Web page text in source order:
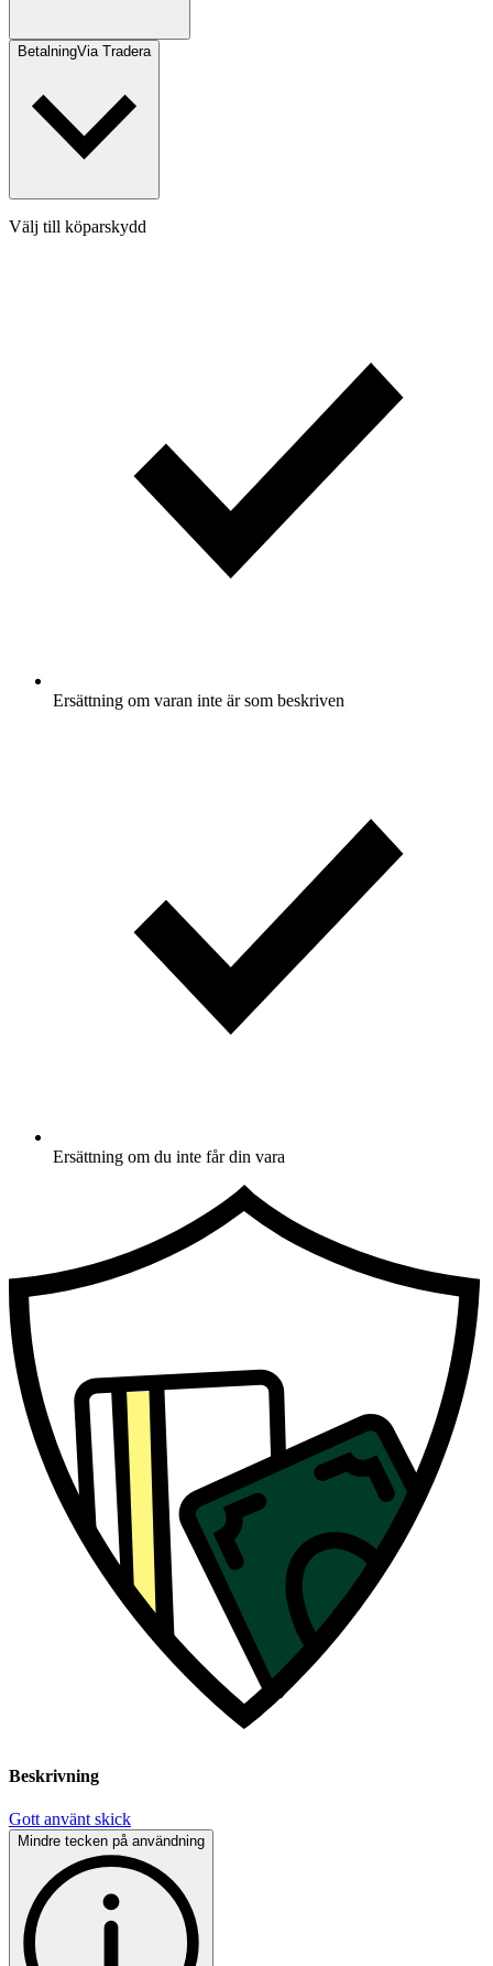
BetalningVia Tradera
Välj till köparskydd
Ersättning om varan inte är som beskriven
Ersättning om du inte får din vara
Beskrivning
Gott använt skick
Mindre tecken på användning